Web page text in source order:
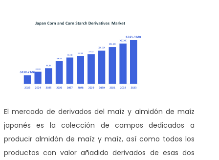
El mercado de derivados del maíz y almidón de maíz
japonés es la colección de campos dedicados a
producir almidón de maíz y maíz, así como todos los
productos con valor añadido derivados de esas dos